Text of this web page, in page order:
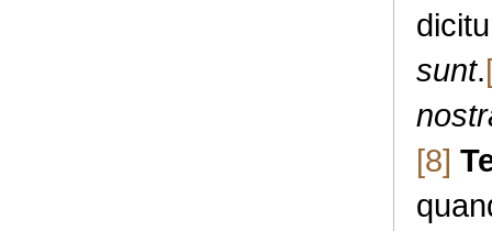
sunt.
[8]